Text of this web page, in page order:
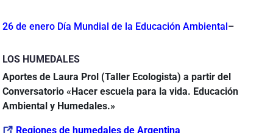
26 de enero Día Mundial de la Educación Ambiental –
LOS HUMEDALES
Aportes de Laura Prol (Taller Ecologista) a partir del
Conversatorio «Hacer escuela para la vida. Educación
Ambiental y Humedales.»
Regiones de humedales de Argentina